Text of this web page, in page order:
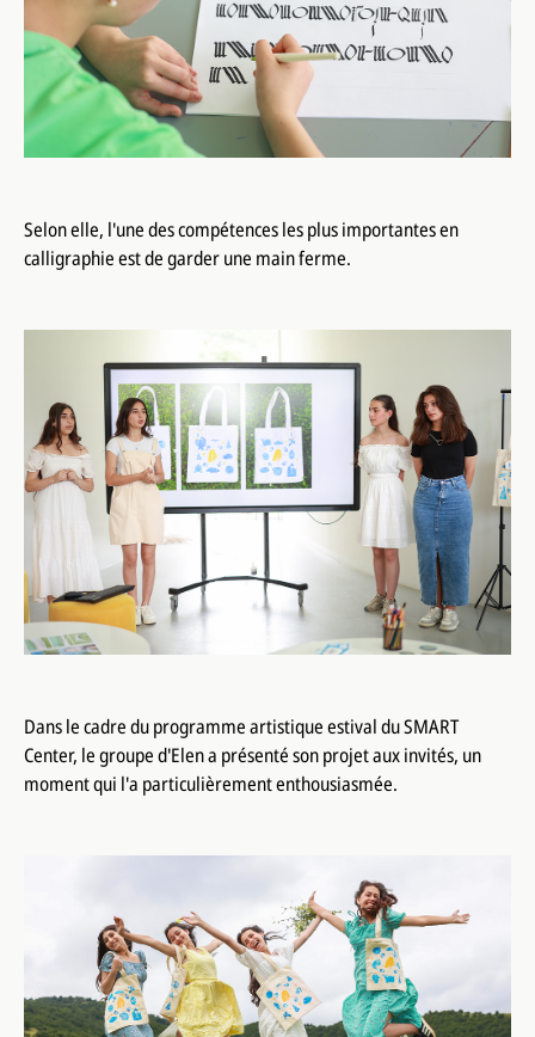
Selon elle, l'une des compétences les plus importantes en
calligraphie est de garder une main ferme.
Dans le cadre du programme artistique estival du SMART
Center, le groupe d'Elen a présenté son projet aux invités, un
moment qui l'a particulièrement enthousiasmée.